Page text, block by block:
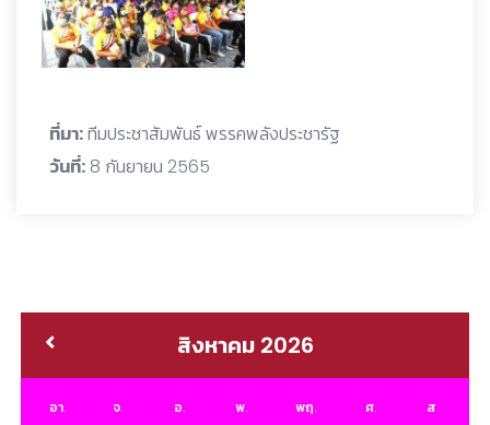
ที่มา:ทีมประชาสัมพันธ์ พรรคพลังประชารัฐ
วันที่: 8 กันยายน 2565
สิงหาคม 2026
อา. จ. อ. พ. พฤ. ศ. ส.